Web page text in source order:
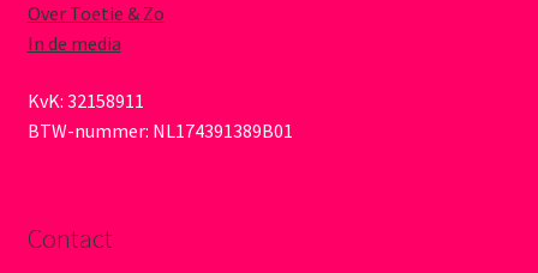
Over Toetie & Zo
In de media
KvK: 32158911
BTW-nummer: NL174391389B01
Contact